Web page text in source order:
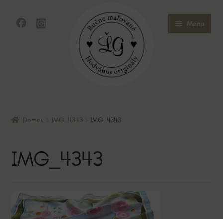
Menu
O mne
Kontakt
Domov IMG_4343 IMG_4343
IMG_4343